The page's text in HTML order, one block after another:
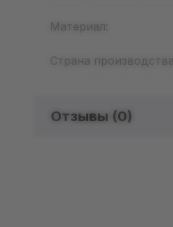
Материал:
Страна производства:
Отзывы (0)
Добавьте